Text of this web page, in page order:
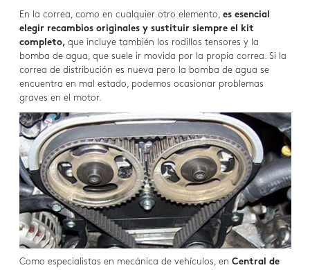
En la correa, como en cualquier otro elemento, es esencial
elegir recambios originales y sustituir siempre el kit
completo, que incluye también los rodillos tensores y la
bomba de agua, que suele ir movida por la propia correa. Si la
correa de distribución es nueva pero la bomba de agua se
encuentra en mal estado, podemos ocasionar problemas
graves en el motor.
Como especialistas en mecánica de vehículos, en Central de